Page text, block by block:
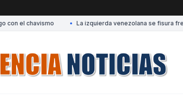
el chavismo La izquierda venezolana se fisura